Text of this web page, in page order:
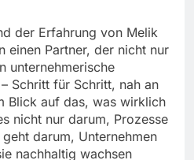
der Erfahrung von Melik
einen Partner, der nicht nur
unternehmerische
Schritt für Schritt, nah an
Blick auf das, was wirklich
nicht nur darum, Prozesse
darum, Unternehmen
nachhaltig wachsen